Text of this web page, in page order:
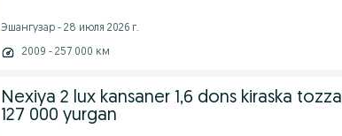
Эшангузар - 28 июля 2026 г.
2009 - 257 000 км
Nexiya 2 lux kansaner 1,6 dons kiraska tozza
127 000 yurgan